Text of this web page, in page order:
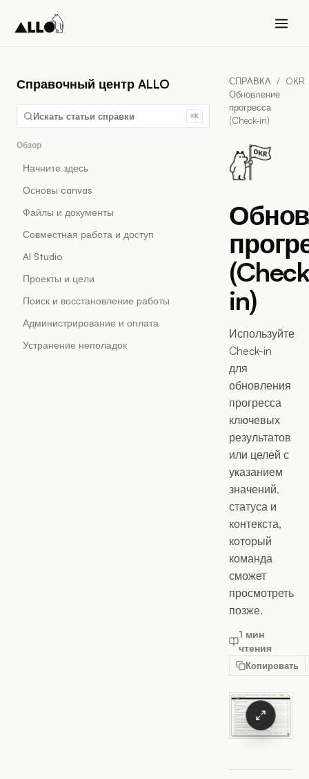
Справочный центр ALLO
Искать статьи справки ⌘K
Обзор
Начните здесь
Основы canvas
Файлы и документы
Совместная работа и доступ
AI Studio
Проекты и цели
Поиск и восстановление работы
Администрирование и оплата
Устранение неполадок
СПРАВКА / OKR
Обновление
прогресса
(Check-in)
in)
Используйте
Check-in
для
обновления
прогресса
ключевых
результатов
или целей с
указанием
значений,
статуса и
контекста,
который
команда
сможет
просмотреть
позже.
1 мин
чтения
Копировать